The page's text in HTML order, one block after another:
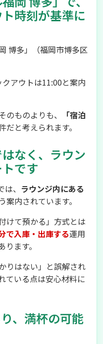
時刻が基準に
博多」（福岡市博多区
アウトは11:00と案内
ものよりも、
「宿泊
と考えられます。
なく、ラウン
です
、 ラウンジ内にある
案内されています。
けて預かる」方式とは
で入庫・出庫する運用
ます。
りはない」と誤解され
ている点は安心材料に
、満杯の可能